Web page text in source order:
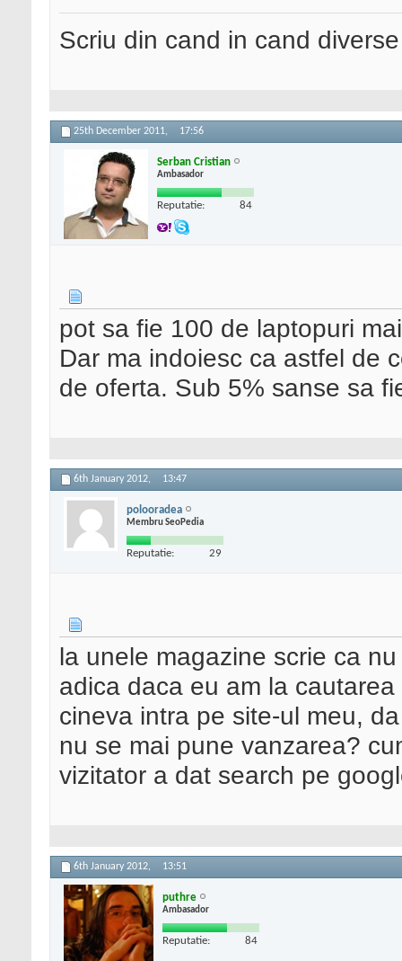
Scriu din cand in cand
25th December 2011, 17:56
Serban Cristian
Ambasador
Reputatie: 84
pot sa fie 100 de laptopuri
Dar ma indoiesc ca astfel de
de oferta. Sub 5% sanse sa
6th January 2012, 13:47
polooradea
Membru SeoPedia
Reputatie: 29
la unele magazine scrie ca
adica daca eu am la
cineva intra pe site-ul meu,
nu se mai pune vanzarea?
vizitator a dat search pe
6th January 2012, 13:51
puthre
Ambasador
Reputatie: 84